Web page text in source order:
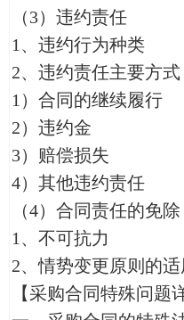
（3）违约责任
1、违约行为种类
2、违约责任主要方式
1）合同的继续履行
2）违约金
3）赔偿损失
4）其他违约责任
（4）合同责任的免除
1、不可抗力
2、情势变更原则的
【采购合同特殊问题